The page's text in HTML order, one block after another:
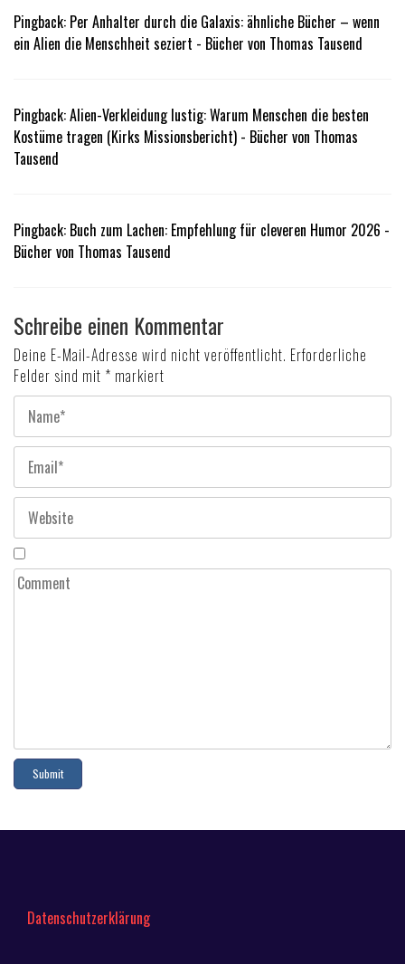
Pingback: Per Anhalter durch die Galaxis: ähnliche Bücher – wenn
ein Alien die Menschheit seziert - Bücher von Thomas Tausend
Pingback:Alien-Verkleidung lustig: Warum Menschen die besten
Kostüme tragen (Kirks Missionsbericht) - Bücher von Thomas
Tausend
Pingback: Buch zum Lachen: Empfehlung für cleveren Humor 2026 -
Bücher von Thomas Tausend
Schreibe einen Kommentar
Deine E-Mail-Adresse wird nicht veröffentlicht. Erforderliche
Felder sind mit * markiert
Datenschutzerklärung